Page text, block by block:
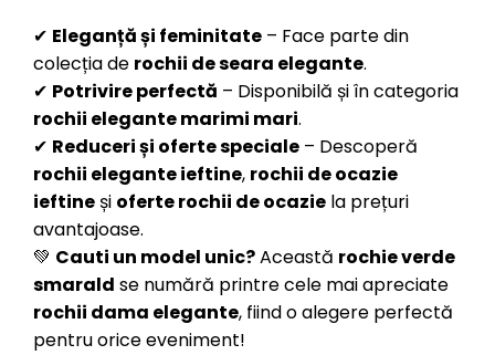
✔ Eleganță și feminitate – Face parte din
colecția de rochii de seara elegante.
✔ Potrivire perfectă – Disponibilă și în categoria
rochii elegante marimi mari.
✔ Reduceri și oferte speciale – Descoperă
rochii elegante ieftine, rochii de ocazie
ieftineși oferte rochii de ocazie la prețuri
avantajoase.
💚 Cauti un model unic?Această rochie verde
smarald se numără printre cele mai apreciate
rochii dama elegante, fiind o alegere perfectă
pentru orice eveniment!